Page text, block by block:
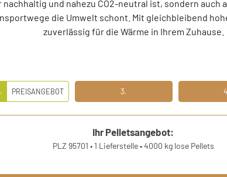
und nahezu CO2-neutral ist, sondern auch
die Umwelt schont. Mit gleichbleibend
zuverlässig für die Wärme in Ihrem Zuhause.
PREISANGEBOT
PREISANGEBOT DRITTENS IHRE DATEN
3. VIERTENS
Ihr Pelletsangebot:
PLZ 95701 •1 Lieferstelle•4000 kg lose Pellets